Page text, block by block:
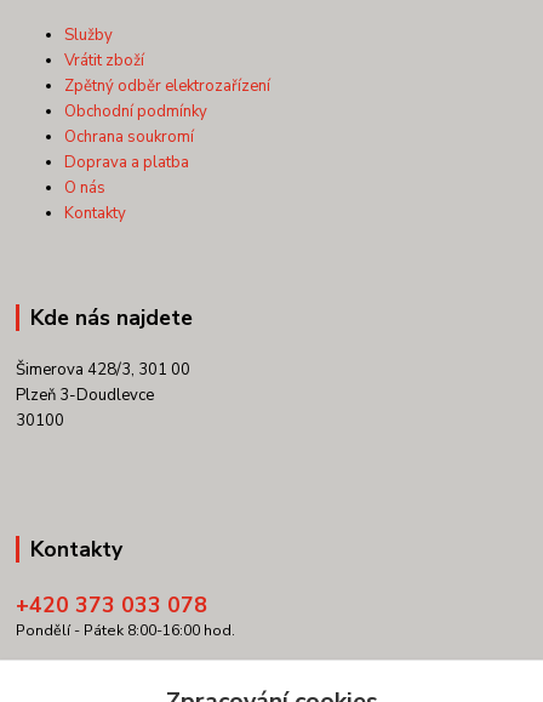
Služby
Vrátit zboží
Zpětný odběr elektrozařízení
Obchodní podmínky
Ochrana soukromí
Doprava a platba
O nás
Kontakty
Kde nás najdete
Šimerova 428/3, 301 00
Plzeň 3-Doudlevce
30100
Kontakty
+420 373 033 078
Pondělí - Pátek 8:00-16:00 hod.